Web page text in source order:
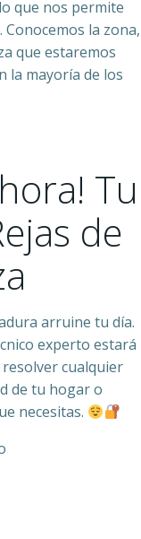
que nos permite
la zona,
que estaremos
la mayoría de los
Tu
de
arruine tu día.
experto estará
cualquier
de tu hogar o
necesitas.